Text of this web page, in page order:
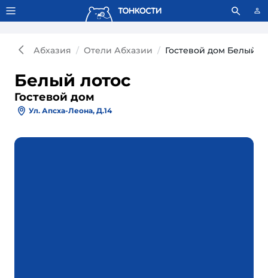
Тонкости используют сookie-файлы. Что это значит?
Абхазия Отели Абхазии Гостевой дом Белый
Белый лотос
Гостевой дом
Ул. Апсха-Леона, Д.14